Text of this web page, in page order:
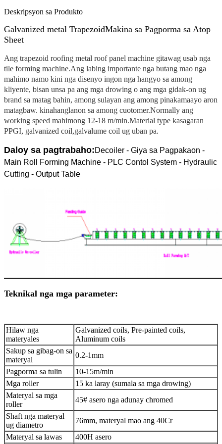
Deskripsyon sa Produkto
Galvanized metal TrapezoidMakina sa Pagporma sa Atop
Sheet
Ang trapezoid roofing metal roof panel machine gitawag usab nga
tile forming machine.Ang labing importante nga butang mao nga
mahimo namo kini nga disenyo ingon nga hangyo sa among
kliyente, bisan unsa pa ang mga drowing o ang mga gidak-on ug
brand sa matag bahin, among sulayan ang among pinakamaayo aron
matagbaw. kinahanglanon sa among cuotomer.Normally ang
working speed mahimong 12-18 m/min.Material type kasagaran
PPGI, galvanized coil,galvalume coil ug uban pa.
Daloy sa pagtrabaho:Decoiler - Giya sa Pagpakaon -
Main Roll Forming Machine - PLC Contol System - Hydraulic
Cutting - Output Table
Teknikal nga mga parameter:
Hilaw nga
materyales
Galvanized coils, Pre-painted coils,
Aluminum coils
Sakup sa gibag-on sa
materyal
0.2-1mm
Pagporma sa tulin
10-15m/min
Mga roller
15 ka laray (sumala sa mga drowing)
Materyal sa mga
roller
45# asero nga adunay chromed
Shaft nga materyal
ug diametro
76mm, materyal mao ang 40Cr
Materyal sa lawas
400H asero